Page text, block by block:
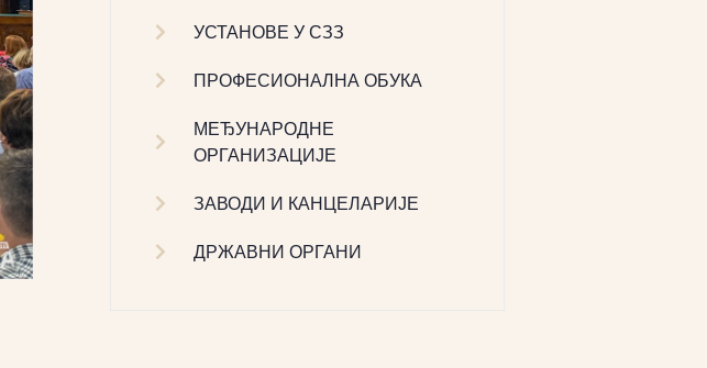
УСТАНОВЕ У СЗЗ
ПРОФЕСИОНАЛНА ОБУКА
МЕЂУНАРОДНЕ
ОРГАНИЗАЦИЈЕ
ЗАВОДИ И КАНЦЕЛАРИЈЕ
ДРЖАВНИ ОРГАНИ